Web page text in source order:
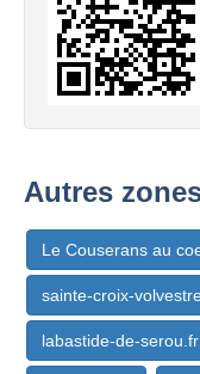
Autres
Le Couserans au
sainte-croix-
labastide-de-serou.fr